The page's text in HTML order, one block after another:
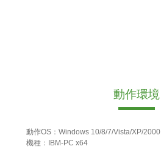
動作環境
動作OS：Windows 10/8/7/Vista/XP/2000
機種：IBM-PC x64